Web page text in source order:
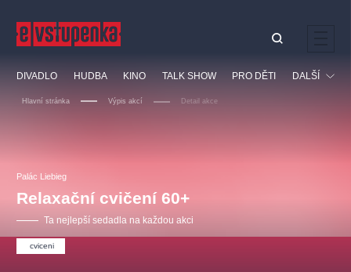
DIVADLO HUDBA KINO TALK SHOW PRO DĚTI DALŠÍ
Hlavní stránka Výpis akcí Detail akce
Palác Liebieg
Relaxační cvičení 60+
Ta nejlepší sedadla na každou akci
cviceni
Nejnavštěvovanější
doporučujeme